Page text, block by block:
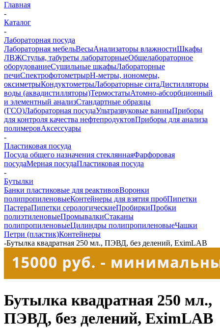
Главная
-
Каталог
-
Лабораторная посуда
Лабораторная мебельВесыАнализаторы влажностиШкафы
ЛВЖСтулья, табуреты лабораторныеОбщелабораторное
оборудованиеСушильные шкафыЛабораторные
печиСпектрофотометрыpH-метры, иономеры,
оксиметрыКондуктометрыЛабораторные ситаДистилляторы
воды (аквадистилляторы)ТермостатыАтомно-абсорбционный
и элементный анализСтандартные образцы
(ГСО)Лабораторная посудаУльтразвуковые ванныПриборы
для контроля качества нефтепродуктовПриборы для анализа
полимеровАксессуары
-
Пластиковая посуда
Посуда общего назначения стекляннаяФарфоровая
посудаМерная посудаПластиковая посуда
-
Бутылки
Банки пластиковые для реактивовВоронки
полипропиленовыеКонтейнеры для взятия пробПипетки
ПастераПипетки серологическиеПробиркиПробки
полиэтиленовыеПромывалкиСтаканы
полипропиленовыеЦилиндры полипропиленовыеЧашки
Петри (пластик)Контейнеры
-Бутылка квадратная 250 мл., ПЭВД, без делений, EximLAB
Бутылка квадратная 250 мл.,
ПЭВД, без делений, EximLAB